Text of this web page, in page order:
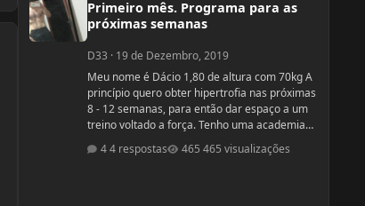
Primeiro mês. Programa para as
próximas semanas
D33 · 19 de Dezembro, 2019
Meu nome é Dácio 1,80 de altura com 70kg A
princípio quero obter hipertrofia nas próximas
8 - 12 semanas, para então dar espaço a um
treino voltado a força. Tenho uma academia
segue: Seg: Agachamento 3x8 - 100kg
4 respostas 465 visualizações